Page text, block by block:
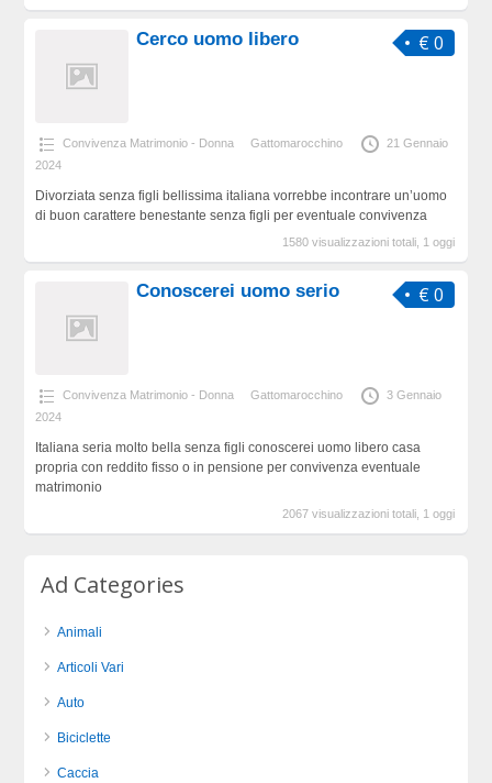
€ 0
Cerco uomo libero
Convivenza Matrimonio - Donna Gattomarocchino
21 Gennaio
2024
Divorziata senza figli bellissima italiana vorrebbe incontrare un’uomo
di buon carattere benestante senza figli per eventuale convivenza
1580 visualizzazioni totali, 1 oggi
€ 0
Conoscerei uomo serio
Convivenza Matrimonio - Donna Gattomarocchino
3 Gennaio
2024
Italiana seria molto bella senza figli conoscerei uomo libero casa
propria con reddito fisso o in pensione per convivenza eventuale
matrimonio
2067 visualizzazioni totali, 1 oggi
Ad Categories
Animali
Articoli Vari
Auto
Biciclette
Caccia